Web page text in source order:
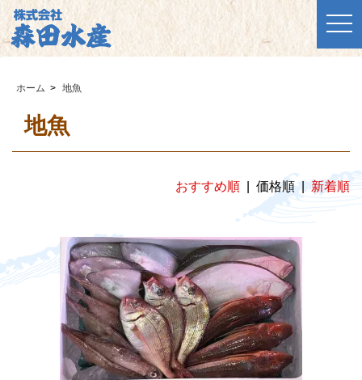
ホーム > 地魚
地魚
おすすめ順 | 価格順 |新着順